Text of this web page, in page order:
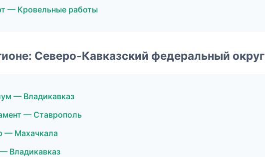
— Кровельные работы
Северо-Кавказский федеральный округ
— Владикавказ
— Ставрополь
— Махачкала
Владикавказ